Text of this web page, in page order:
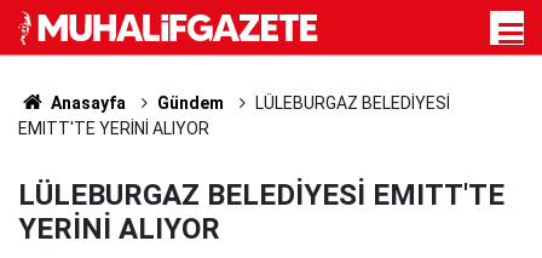
Anasayfa Gündem
LÜLEBURGAZ BELEDİYESİ
EMITT'TE YERİNİ ALIYOR
LÜLEBURGAZ BELEDİYESİ EMITT'TE
YERİNİ ALIYOR